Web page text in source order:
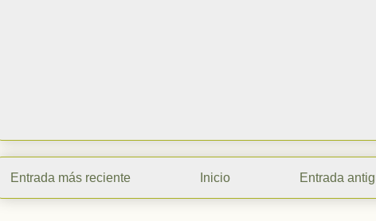
Entrada más reciente Entrada
Inicio